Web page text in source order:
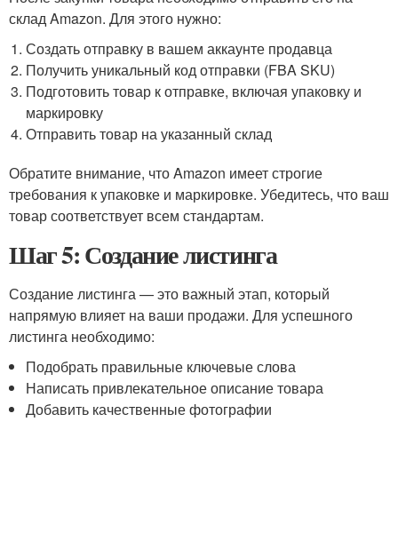
склад Amazon. Для этого нужно:
Создать отправку в вашем аккаунте продавца
Получить уникальный код отправки (FBA SKU)
Подготовить товар к отправке, включая упаковку и
маркировку
Отправить товар на указанный склад
Обратите внимание, что Amazon имеет строгие
требования к упаковке и маркировке. Убедитесь, что ваш
товар соответствует всем стандартам.
Шаг 5: Создание листинга
Создание листинга — это важный этап, который
напрямую влияет на ваши продажи. Для успешного
листинга необходимо:
Подобрать правильные ключевые слова
Написать привлекательное описание товара
Добавить качественные фотографии